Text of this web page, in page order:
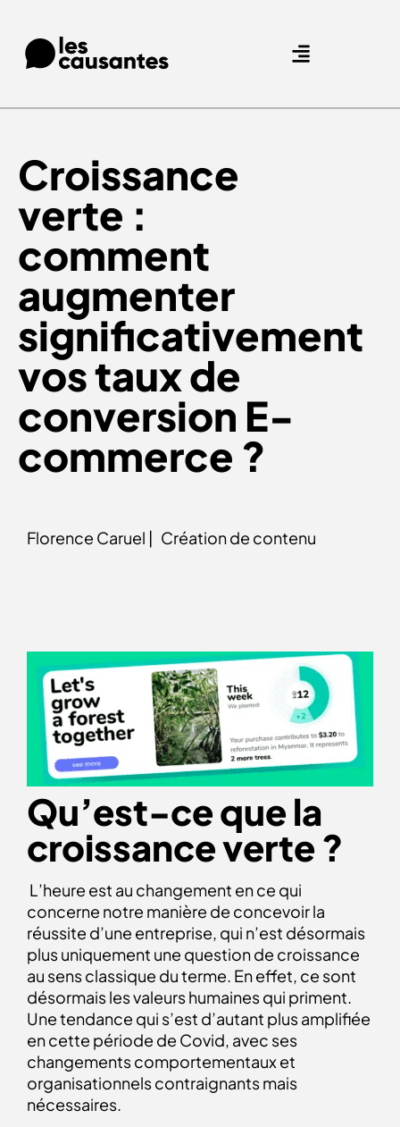
Croissance
verte :
comment
augmenter
significativement
vos taux de
conversion E-
commerce ?
Florence Caruel | Création de contenu
Qu’est-ce que la
croissance verte ?
L’heure est au changement en ce qui
concerne notre manière de concevoir la
réussite d’une entreprise, qui n’est désormais
plus uniquement une question de croissance
au sens classique du terme. En effet, ce sont
désormais les valeurs humaines qui priment.
Une tendance qui s’est d’autant plus amplifiée
en cette période de Covid, avec ses
changements comportementaux et
organisationnels contraignants mais
nécessaires.